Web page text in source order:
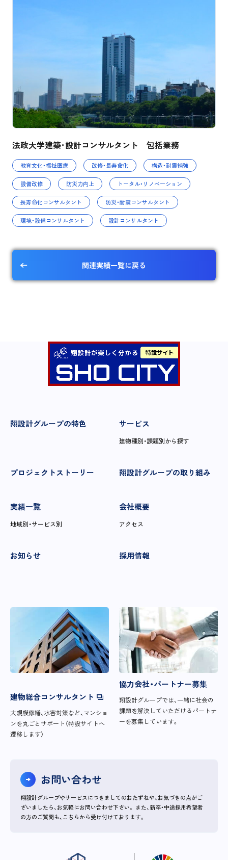
教育文化・福祉医療 改修・長寿命化 構造・耐震補強
設備改修 防災力向上 トータル・リノベーション
長寿命化コンサルタント 防災・耐震コンサルタント
環境・設備コンサルタント 設計コンサルタント
法政大学建築･設計コンサルタント 包括業務
関連実績一覧に戻る
翔設計グループの特色 サービス
建物種別・課題別から探す
プロジェクトストーリー 翔設計グループの取り組み
実績一覧
地域別・サービス別
会社概要
アクセス
お知らせ 採用情報
建物総合コンサルタント
大規模修繕、水害対策など、マンショ
ンを丸ごとサポート（特設サイトへ
遷移します）
協力会社・パートナー募集
翔設計グループでは、一緒に社会の
課題を解決していただけるパートナ
ーを募集しています。
お問い合わせ
翔設計グループやサービスにつきましてのおたずねや、お気づきの点がご
ざいましたら、お気軽にお問い合わせ下さい。 また、新卒・中途採用希望者
の方のご質問も、こちらから受け付けております。